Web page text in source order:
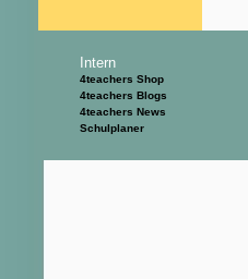
Intern
4teachers Shop
4teachers Blogs
4teachers News
Schulplaner